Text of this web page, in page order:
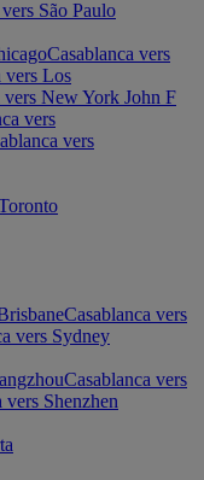
São Paulo
Casablanca vers
vers Los
vers New York John F
vers
vers
Casablanca vers
vers Sydney
Casablanca vers
vers Shenzhen